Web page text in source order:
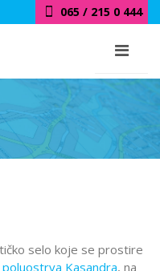
018 / 415 0 444
selo koje se prostire
poluostrva Kasandra, na